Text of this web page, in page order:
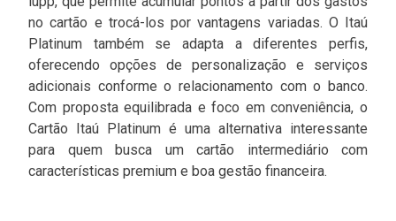
no cartão e trocá-los por vantagens variadas. O Itaú
Platinum também se adapta a diferentes perfis,
oferecendo opções de personalização e serviços
adicionais conforme o relacionamento com o banco.
Com proposta equilibrada e foco em conveniência, o
Cartão Itaú Platinum é uma alternativa interessante
para quem busca um cartão intermediário com
características premium e boa gestão financeira.